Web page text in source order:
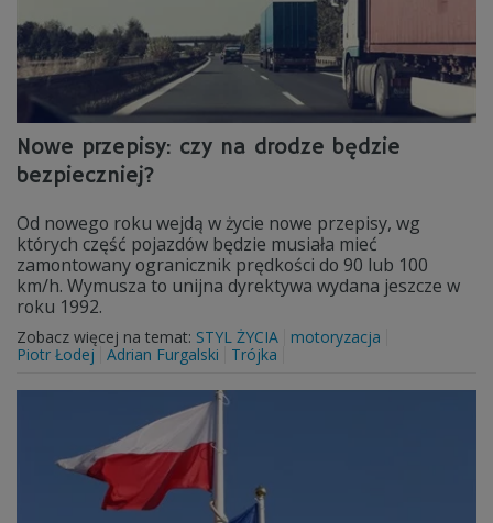
Nowe przepisy: czy na drodze będzie
bezpieczniej?
Od nowego roku wejdą w życie nowe przepisy, wg
których część pojazdów będzie musiała mieć
zamontowany ogranicznik prędkości do 90 lub 100
km/h. Wymusza to unijna dyrektywa wydana jeszcze w
roku 1992.
Zobacz więcej na temat: STYL ŻYCIA
motoryzacja
Piotr Łodej
Adrian Furgalski Trójka